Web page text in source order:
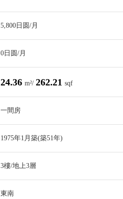
5,800日圆/月
0日圆/月
24.36 m²/ 262.21 sqf
一間房
1975年1月築(築51年)
3樓/地上3層
東南